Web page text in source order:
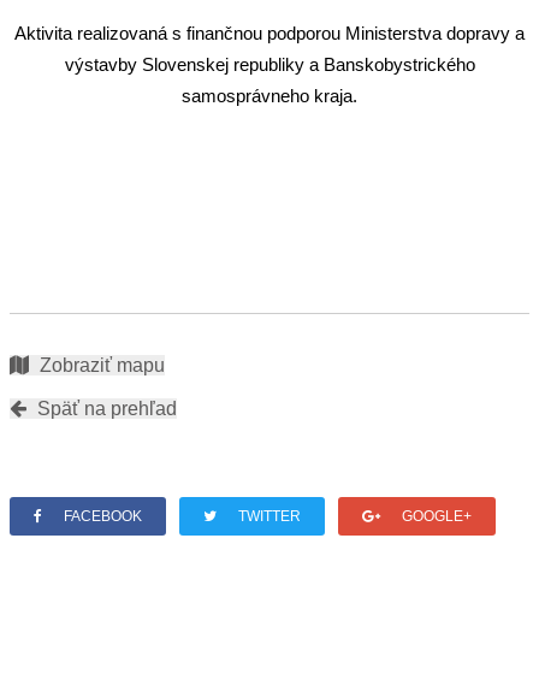
Aktivita realizovaná s finančnou podporou Ministerstva dopravy a
výstavby Slovenskej republiky a Banskobystrického
samosprávneho kraja.
Zobraziť mapu
Späť na prehľad
FACEBOOK TWITTER GOOGLE+